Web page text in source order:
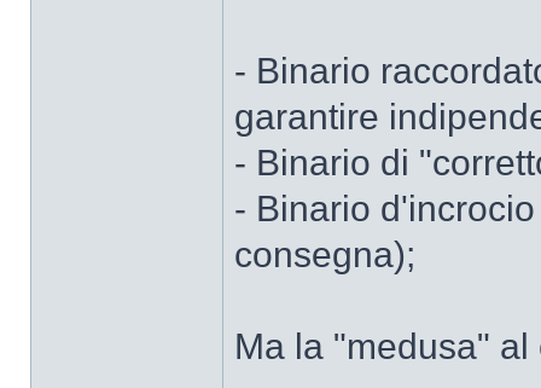
- Binario
garantire
- Binario di
- Binario
consegna);
Ma la "medusa"